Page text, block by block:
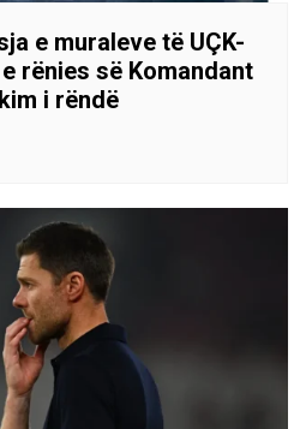
e muraleve të UÇK-
rënies së Komandant
i rëndë